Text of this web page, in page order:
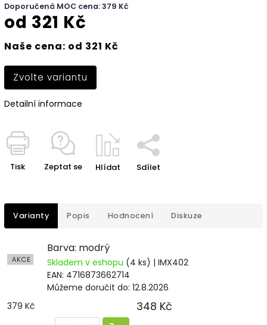
Doporučená MOC cena: 379 Kč
od 321 Kč
Naše cena: od 321 Kč
Zvolte variantu
Detailní informace
Tisk Zeptat se Hlídat Sdílet
Varianty Popis Hodnocení Diskuze
AKCE
Barva: modrý
Skladem v eshopu (4 ks) | IMX402
EAN: 4716873662714
Můžeme doručit do: 12.8.2026
379 Kč
348 Kč